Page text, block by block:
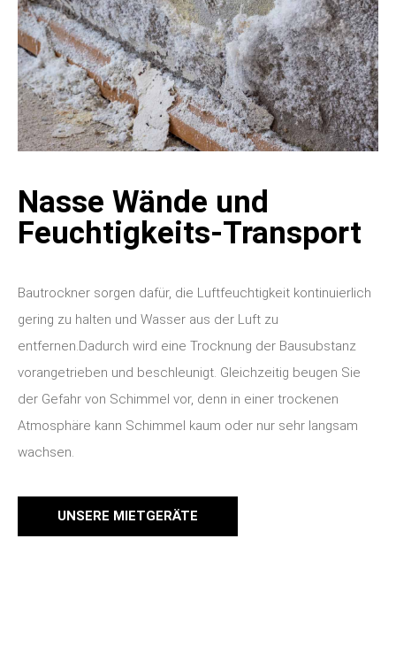
Nasse Wände und
Feuchtigkeits-Transport
Bautrockner sorgen dafür, die Luftfeuchtigkeit kontinuierlich
gering zu halten und Wasser aus der Luft zu
entfernen.Dadurch wird eine Trocknung der Bausubstanz
vorangetrieben und beschleunigt. Gleichzeitig beugen Sie
der Gefahr von Schimmel vor, denn in einer trockenen
Atmosphäre kann Schimmel kaum oder nur sehr langsam
wachsen.
UNSERE MIETGERÄTE